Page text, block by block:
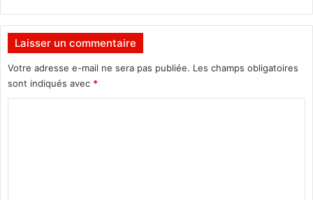
Laisser un commentaire
Votre adresse e-mail ne sera pas publiée. Les champs obligatoires
sont indiqués avec *